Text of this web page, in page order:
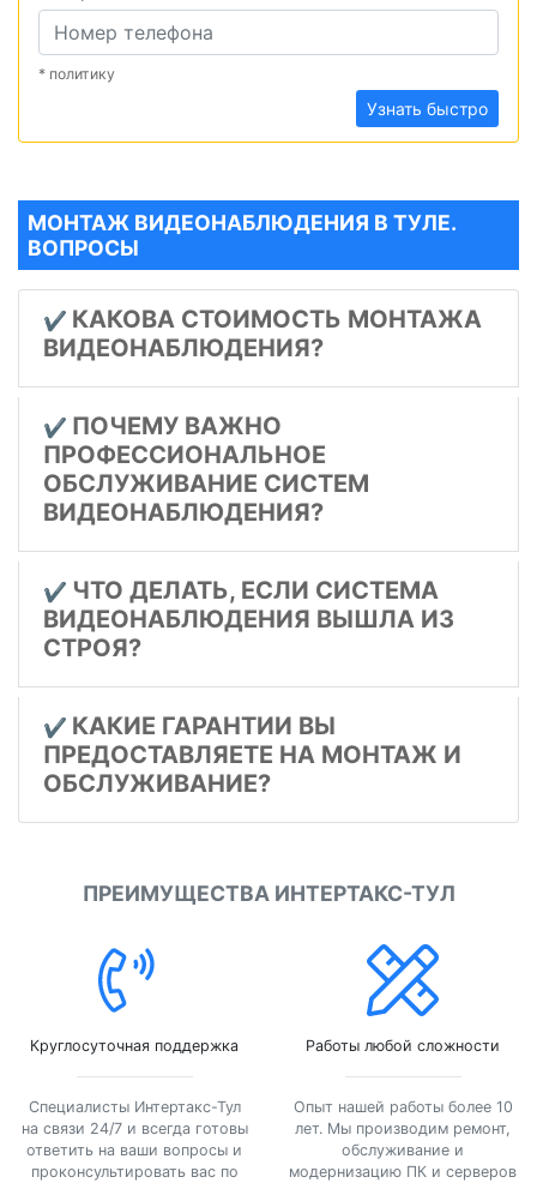
* политику
Узнать быстро
МОНТАЖ ВИДЕОНАБЛЮДЕНИЯ В ТУЛЕ.
ВОПРОСЫ
✔️ КАКОВА СТОИМОСТЬ МОНТАЖА
ВИДЕОНАБЛЮДЕНИЯ?
✔️ ПОЧЕМУ ВАЖНО
ПРОФЕССИОНАЛЬНОЕ
ОБСЛУЖИВАНИЕ СИСТЕМ
ВИДЕОНАБЛЮДЕНИЯ?
✔️ ЧТО ДЕЛАТЬ, ЕСЛИ СИСТЕМА
ВИДЕОНАБЛЮДЕНИЯ ВЫШЛА ИЗ
СТРОЯ?
✔️ КАКИЕ ГАРАНТИИ ВЫ
ПРЕДОСТАВЛЯЕТЕ НА МОНТАЖ И
ОБСЛУЖИВАНИЕ?
ПРЕИМУЩЕСТВА ИНТЕРТАКС-ТУЛ
Круглосуточная поддержка
Специалисты Интертакс-Тул
на связи 24/7 и всегда готовы
ответить на ваши вопросы и
проконсультировать вас по
Работы любой сложности
Опыт нашей работы более 10
лет. Мы производим ремонт,
обслуживание и
модернизацию ПК и серверов